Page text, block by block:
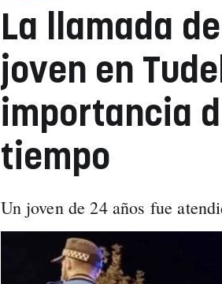
La llamada
joven en
importancia
tiempo
Un joven de 24 años fue